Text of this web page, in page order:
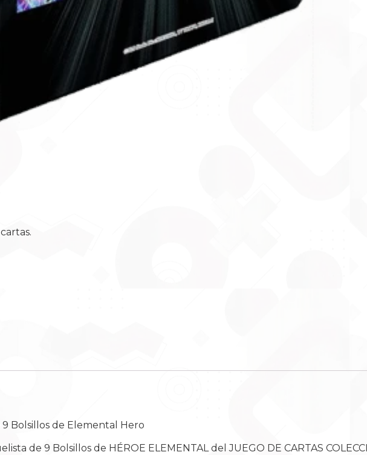
Bolsillos de Elemental Hero
de 9 Bolsillos de HÉROE ELEMENTAL del JUEGO DE CARTAS